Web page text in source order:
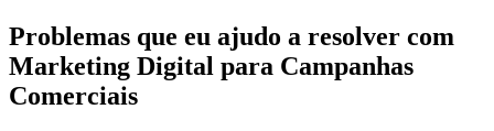
Problemas que eu ajudo a resolver com
Marketing Digital para Campanhas
Comerciais